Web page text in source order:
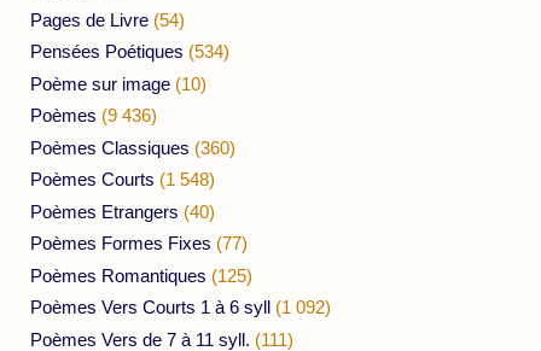
Pages de Livre (54)
Pensées Poétiques (534)
Poème sur image (10)
Poèmes (9 436)
Poèmes Classiques (360)
Poèmes Courts (1 548)
Poèmes Etrangers (40)
Poèmes Formes Fixes (77)
Poèmes Romantiques (125)
Poèmes Vers Courts 1 à 6 syll (1 092)
Poèmes Vers de 7 à 11 syll. (111)